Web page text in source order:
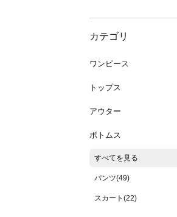
カテゴリ
ワンピース
トップス
アウター
ボトムス
すべてを見る
パンツ(49)
スカート(22)